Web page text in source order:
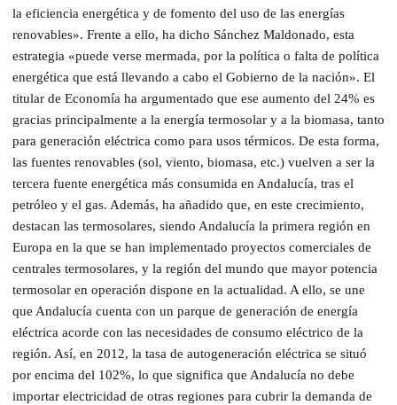
la eficiencia energética y de fomento del uso de las energías
renovables». Frente a ello, ha dicho Sánchez Maldonado, esta
estrategia «puede verse mermada, por la política o falta de política
energética que está llevando a cabo el Gobierno de la nación». El
titular de Economía ha argumentado que ese aumento del 24% es
gracias principalmente a la energía termosolar y a la biomasa, tanto
para generación eléctrica como para usos térmicos. De esta forma,
las fuentes renovables (sol, viento, biomasa, etc.) vuelven a ser la
tercera fuente energética más consumida en Andalucía, tras el
petróleo y el gas. Además, ha añadido que, en este crecimiento,
destacan las termosolares, siendo Andalucía la primera región en
Europa en la que se han implementado proyectos comerciales de
centrales termosolares, y la región del mundo que mayor potencia
termosolar en operación dispone en la actualidad. A ello, se une
que Andalucía cuenta con un parque de generación de energía
eléctrica acorde con las necesidades de consumo eléctrico de la
región. Así, en 2012, la tasa de autogeneración eléctrica se situó
por encima del 102%, lo que significa que Andalucía no debe
importar electricidad de otras regiones para cubrir la demanda de